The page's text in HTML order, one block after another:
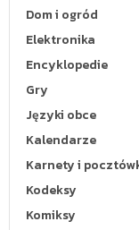
Dom i ogród
Elektronika
Encyklopedie
Gry
Języki obce
Kalendarze
Karnety i
Kodeksy
Komiksy